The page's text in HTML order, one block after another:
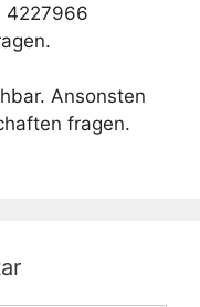
4227966
Ansonsten
fragen.